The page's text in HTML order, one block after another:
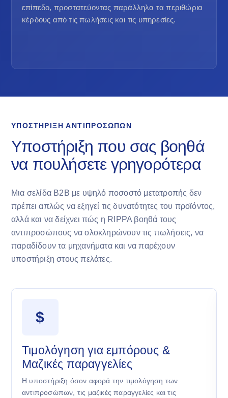
επίπεδο, προστατεύοντας παράλληλα τα περιθώρια
κέρδους από τις πωλήσεις και τις υπηρεσίες.
ΥΠΟΣΤΉΡΙΞΗ ΑΝΤΙΠΡΟΣΏΠΩΝ
Υποστήριξη που σας βοηθά
να πουλήσετε γρηγορότερα
Μια σελίδα B2B με υψηλό ποσοστό μετατροπής δεν
πρέπει απλώς να εξηγεί τις δυνατότητες του προϊόντος,
αλλά και να δείχνει πώς η RIPPA βοηθά τους
αντιπροσώπους να ολοκληρώνουν τις πωλήσεις, να
παραδίδουν τα μηχανήματα και να παρέχουν
υποστήριξη στους πελάτες.
$
Τιμολόγηση για εμπόρους &
Μαζικές παραγγελίες
Η υποστήριξη όσον αφορά την τιμολόγηση των
αντιπροσώπων, τις μαζικές παραγγελίες και τις